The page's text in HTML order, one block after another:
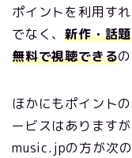
ポイントを利用す
でなく、新作・話
無料で視聴できる
ほかにもポイント
ービスはありますが
music.jpの方が次